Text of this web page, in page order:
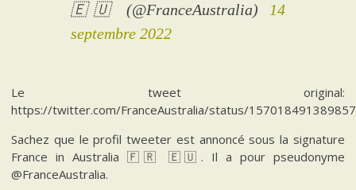
🇪🇺 (@FranceAustralia) 14
septembre 2022
Le tweet original:
https://twitter.com/FranceAustralia/status/
Sachez que le profil tweeter est annoncé sous la signature
France in Australia 🇫🇷 🇪🇺. Il a pour pseudonyme
@FranceAustralia.